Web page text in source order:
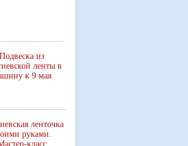
Подвеска из
ленты в
к 9 мая
ленточка
руками.
класс